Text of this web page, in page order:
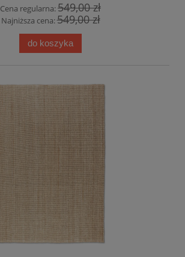
Cena regularna:549,00 zł
Najniższa cena:549,00 zł
do koszyka